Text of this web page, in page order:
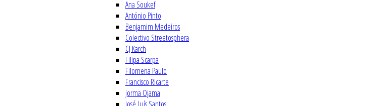
Ana Soukef
António Pinto
Benjamim Medeiros
Colectivo Streetosphera
CJ Karch
Filipa Scarpa
Filomena Paulo
Francisco Ricarte
Jorma Ojama